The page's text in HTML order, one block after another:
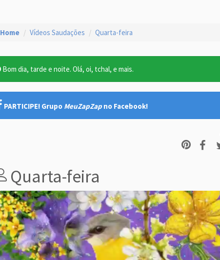
Home Vídeos Saudações Quarta-feira
Bom dia, tarde e noite. Olá, oi, tchal, e mais.
PARTICIPE! Grupo MeuZapZap no Facebook!
Quarta-feira